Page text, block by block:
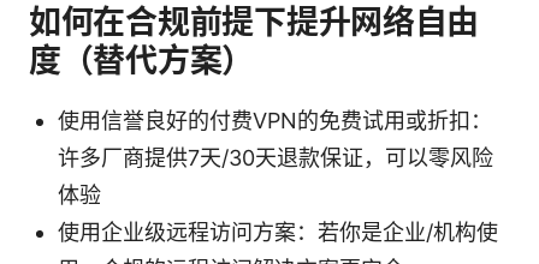
如何在合规前提下提升网络自由
度（替代方案）
使用信誉良好的付费VPN的免费试用或折扣：
许多厂商提供7天/30天退款保证，可以零风险
体验
使用企业级远程访问方案：若你是企业/机构使